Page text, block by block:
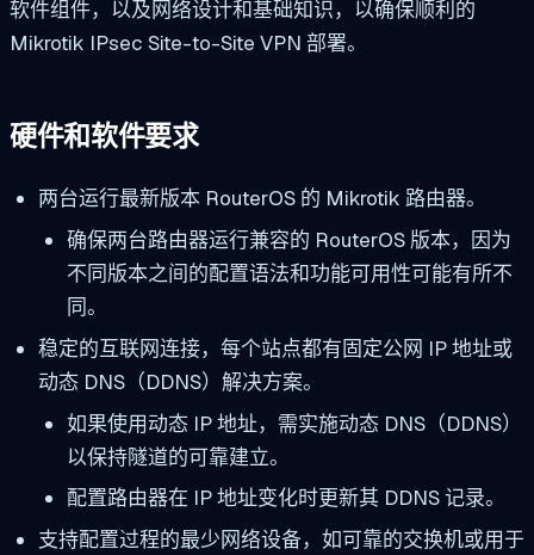
软件组件，以及网络设计和基础知识，以确保顺利的
Mikrotik IPsec Site-to-Site VPN 部署。
硬件和软件要求
两台运行最新版本 RouterOS 的 Mikrotik 路由器。
确保两台路由器运行兼容的 RouterOS 版本，因为
不同版本之间的配置语法和功能可用性可能有所不
同。
稳定的互联网连接，每个站点都有固定公网 IP 地址或
动态 DNS（DDNS）解决方案。
如果使用动态 IP 地址，需实施动态 DNS（DDNS）
以保持隧道的可靠建立。
配置路由器在 IP 地址变化时更新其 DDNS 记录。
支持配置过程的最少网络设备，如可靠的交换机或用于